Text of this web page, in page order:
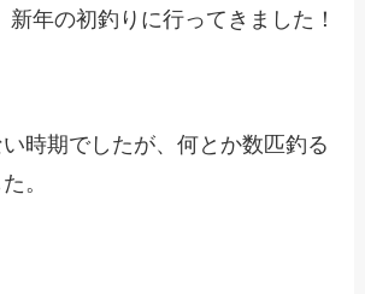
新年の初釣りに行ってきました！
時期でしたが、何とか数匹釣る
。